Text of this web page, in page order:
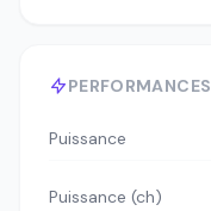
PERFORMANCES
Puissance
Puissance (ch)